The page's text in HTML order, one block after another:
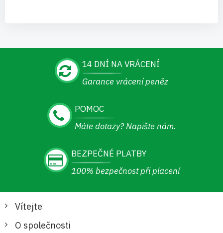
14 DNÍ NA VRÁCENÍ
Garance vrácení peněz
POMOC
Máte dotazy? Napište nám.
BEZPEČNÉ PLATBY
100% bezpečnost při placení
Vítejte
O společnosti